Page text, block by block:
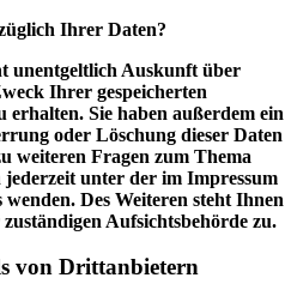
Ihrer Daten?
unentgeltlich Auskunft über
Ihrer gespeicherten
erhalten. Sie haben außerdem ein
oder Löschung dieser Daten
weiteren Fragen zum Thema
jederzeit unter der im Impressum
wenden. Des Weiteren steht Ihnen
Aufsichtsbehörde zu.
von Drittanbietern